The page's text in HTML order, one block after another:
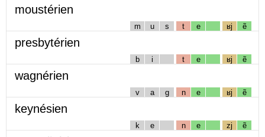
moustérien
m u s t e ʁj ẽ
presbytérien
b i t e ʁj ẽ
wagnérien
v a g n e ʁj ẽ
keynésien
k e n e zj ẽ